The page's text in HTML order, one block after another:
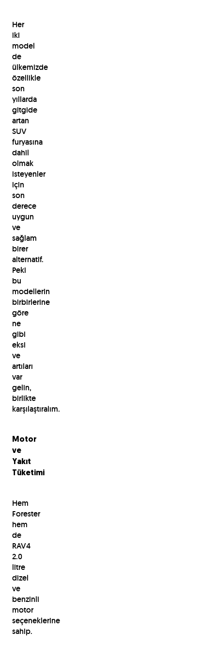
Her
iki
model
de
ülkemizde
özellikle
son
yıllarda
gitgide
artan
SUV
furyasına
dahil
olmak
isteyenler
için
son
derece
uygun
ve
sağlam
birer
alternatif.
Peki
bu
modellerin
birbirlerine
göre
ne
gibi
eksi
ve
artıları
var
gelin,
birlikte
karşılaştıralım.
Motor
ve
Yakıt
Tüketimi
Hem
Forester
hem
de
RAV4
2.0
litre
dizel
ve
benzinli
motor
seçeneklerine
sahip.